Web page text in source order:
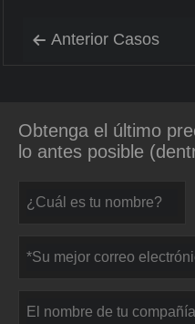
 Anterior Casos
Obtenga el último
lo antes posible